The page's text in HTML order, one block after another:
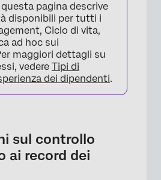
di controllo
per i record dei dipendenti
questa pagina descrive
disponibili per tutti i
Ciclo di vita,
ad hoc sui
maggiori dettagli su
vedere Tipi di
dei dipendenti.
sul controllo
ai record dei